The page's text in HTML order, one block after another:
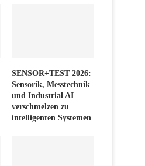
SENSOR+TEST 2026:
Sensorik, Messtechnik
und Industrial AI
verschmelzen zu
intelligenten Systemen